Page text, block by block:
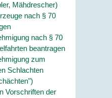
Mähdrescher)
nach § 70
nach § 70
beantragen
zum
Schlachten
Vorschriften der